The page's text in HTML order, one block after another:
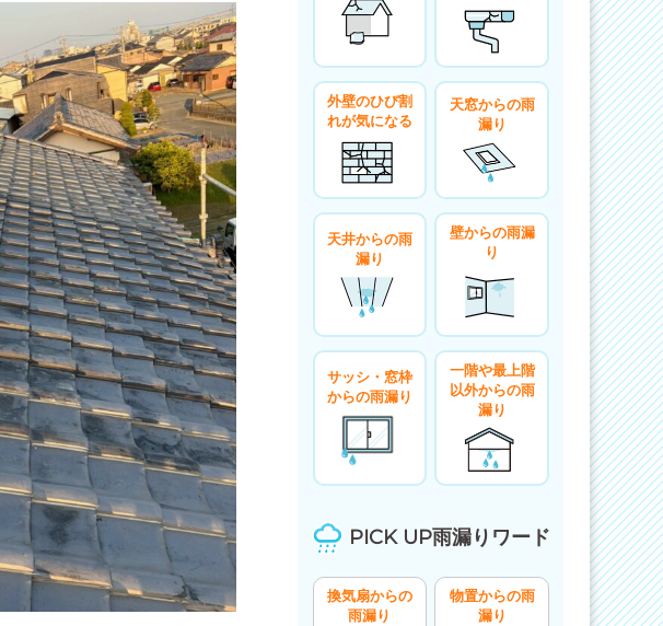
外壁のひび割
れが気になる
天窓からの雨
漏り
天井からの雨
漏り
壁からの雨漏
り
サッシ・窓枠
からの雨漏り
一階や最上階
以外からの雨
漏り
PICK UP雨漏りワード
換気扇からの
雨漏り
物置からの雨
漏り